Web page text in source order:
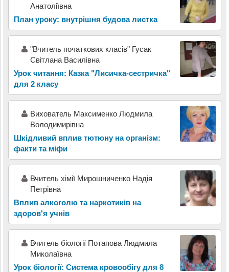
Анатоліївна
План уроку: внутрішня будова листка
"Вчитель початкових класів" Гусак
Світлана Василівна
Урок читання: Казка "Лисичка-сестричка"
для 2 класу
Вихователь Максименко Людмила
Володимирівна
Шкідливий вплив тютюну на організм:
факти та міфи
Вчитель хімії Мирошниченко Надія
Петрівна
Вплив алкоголю та наркотиків на
здоров'я учнів
Вчитель біології Потапова Людмила
Миколаївна
Урок біології: Система кровообігу для 8